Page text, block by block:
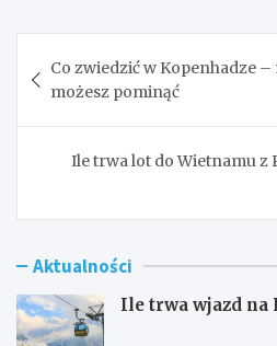
wpisu
Co zwiedzić w Kopenhadze
możesz pominąć
Ile trwa lot do Wietnamu z
Aktualności
Ile trwa wjazd na